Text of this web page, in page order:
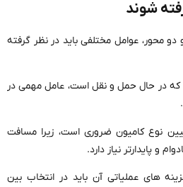
شوند
محور، عوامل مختلفی باید در نظر گرفته
که در حال حمل و نقل است، عامل مهمی در
نوع کامیون ضروری است، زیرا مسافت
و پایدارتر نیاز دارد.
های عملیاتی آن باید در انتخاب بین